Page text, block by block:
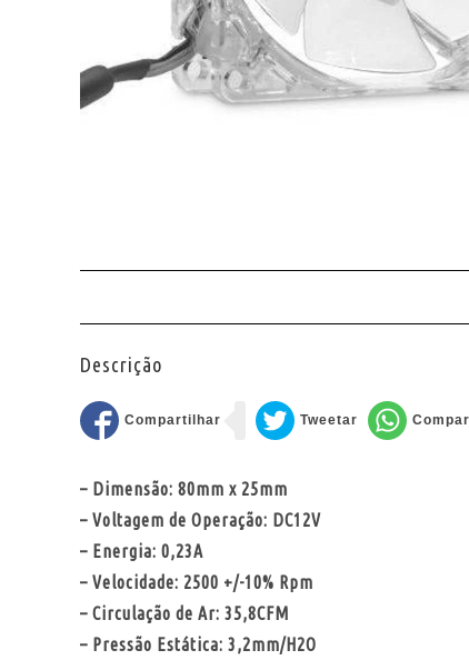
Descrição
– Dimensão: 80mm x 25mm
– Voltagem de Operação: DC12V
– Energia: 0,23A
– Velocidade: 2500 +/-10% Rpm
– Circulação de Ar: 35,8CFM
– Pressão Estática: 3,2mm/H2O